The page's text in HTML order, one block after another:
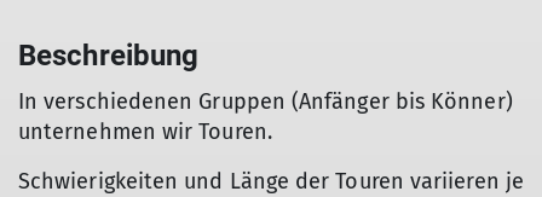
Beschreibung
In verschiedenen Gruppen (Anfänger bis Könner)
unternehmen wir Touren.
Schwierigkeiten und Länge der Touren variieren je